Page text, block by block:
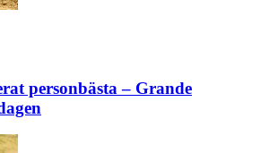
personbästa – Grande